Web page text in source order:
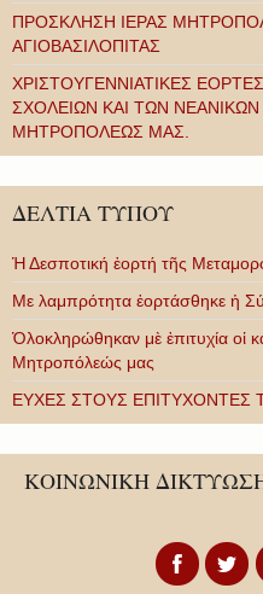
ΠΡΟΣΚΛΗΣΗ ΙΕΡΑΣ
ΑΓΙΟΒΑΣΙΛΟΠΙΤΑΣ
ΧΡΙΣΤΟΥΓΕΝΝΙΑΤΙΚΕΣ
ΣΧΟΛΕΙΩΝ ΚΑΙ ΤΩΝ
ΜΗΤΡΟΠΟΛΕΩΣ ΜΑΣ.
ΔΕΛΤΙΑ ΤΥΠΟΥ
Ἡ Δεσποτική ἑορτή τῆς
Με λαμπρότητα ἑορτάσθηκε ἡ
Ὁλοκληρώθηκαν μὲ ἐπιτυχία οἱ
Μητροπόλεώς μας
ΕΥΧΕΣ ΣΤΟΥΣ ΕΠΙΤΥΧΟΝΤΕΣ
ΚΟΙΝΩΝΙΚΗ